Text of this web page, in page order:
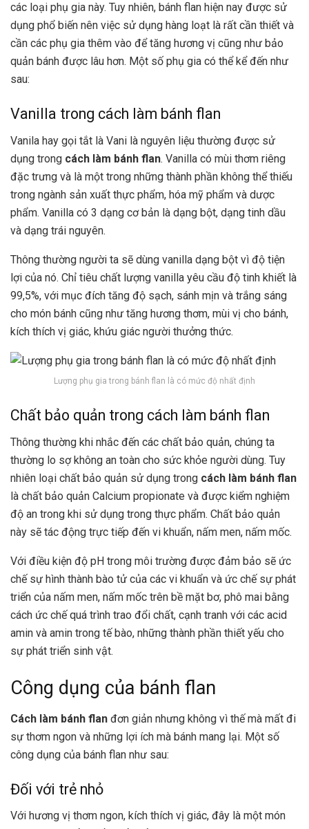
các loại phụ gia này. Tuy nhiên, bánh flan hiện nay được sử
dụng phổ biến nên việc sử dụng hàng loạt là rất cần thiết và
cần các phụ gia thêm vào để tăng hương vị cũng như bảo
quản bánh được lâu hơn. Một số phụ gia có thể kể đến như
sau:
Vanilla trong cách làm bánh flan
Vanila hay gọi tắt là Vani là nguyên liệu thường được sử
dụng trong cách làm bánh flan. Vanilla có mùi thơm riêng
đặc trưng và là một trong những thành phần không thể thiếu
trong ngành sản xuất thực phẩm, hóa mỹ phẩm và dược
phẩm. Vanilla có 3 dạng cơ bản là dạng bột, dạng tinh dầu
và dạng trái nguyên.
Thông thường người ta sẽ dùng vanilla dạng bột vì độ tiện
lợi của nó. Chỉ tiêu chất lượng vanilla yêu cầu độ tinh khiết là
99,5%, với mục đích tăng độ sạch, sánh mịn và trắng sáng
cho món bánh cũng như tăng hương thơm, mùi vị cho bánh,
kích thích vị giác, khứu giác người thưởng thức.
Lượng phụ gia trong bánh flan là có mức độ nhất định
Chất bảo quản trong cách làm bánh flan
Thông thường khi nhắc đến các chất bảo quản, chúng ta
thường lo sợ không an toàn cho sức khỏe người dùng. Tuy
nhiên loại chất bảo quản sử dụng trong cách làm bánh flan
là chất bảo quản Calcium propionate và được kiểm nghiệm
độ an trong khi sử dụng trong thực phẩm. Chất bảo quản
này sẽ tác động trực tiếp đến vi khuẩn, nấm men, nấm mốc.
Với điều kiện độ pH trong môi trường được đảm bảo sẽ ức
chế sự hình thành bào tử của các vi khuẩn và ức chế sự phát
triển của nấm men, nấm mốc trên bề mặt bơ, phô mai bằng
cách ức chế quá trình trao đổi chất, cạnh tranh với các acid
amin và amin trong tế bào, những thành phần thiết yếu cho
sự phát triển sinh vật.
Công dụng của bánh flan
Cách làm bánh flan đơn giản nhưng không vì thế mà mất đi
sự thơm ngon và những lợi ích mà bánh mang lại. Một số
công dụng của bánh flan như sau:
Đối với trẻ nhỏ
Với hương vị thơm ngon, kích thích vị giác, đây là một món